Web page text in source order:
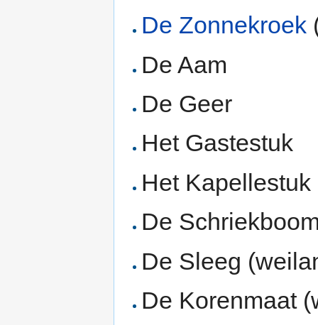
De Zonnekroek
De Aam
De Geer
Het Gastestuk
Het Kapellestuk
De
De Sleeg
De Korenmaat